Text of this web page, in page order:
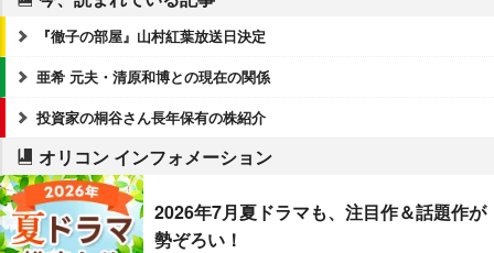
『徹子の部屋』山村紅葉放送日決定
亜希 元夫・清原和博との現在の関係
投資家の桐谷さん長年保有の株紹介
オリコン インフォメーション
2026年7月夏ドラマも、注目作＆話題作が
勢ぞろい！